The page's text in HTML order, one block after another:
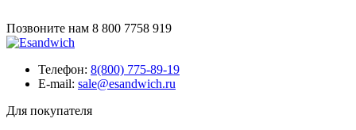
Позвоните нам 8 800 7758 919
Телефон: 8(800) 775-89-19
E-mail: sale@esandwich.ru
Для покупателя